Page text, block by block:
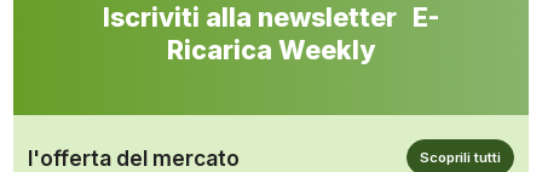
Iscriviti alla newsletter E-
Ricarica Weekly
l'offerta del mercato Scoprili tutti